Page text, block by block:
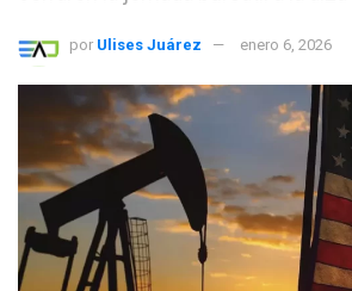
por Ulises Juárez enero 6, 2026